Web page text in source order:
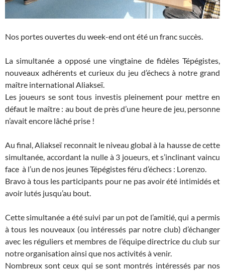
Nos portes ouvertes du week-end ont été un franc succès.
La simultanée a opposé une vingtaine de fidèles Tépégistes,
nouveaux adhérents et curieux du jeu d’échecs à notre grand
maître international Aliakseï.
Les joueurs se sont tous investis pleinement pour mettre en
défaut le maître : au bout de près d’une heure de jeu, personne
n’avait encore lâché prise !
Au final, Aliakseï reconnait le niveau global à la hausse de cette
simultanée, accordant la nulle à 3 joueurs, et s’inclinant vaincu
face à l’un de nos jeunes Tépégistes féru d’échecs : Lorenzo.
Bravo à tous les participants pour ne pas avoir été intimidés et
avoir lutés jusqu’au bout.
Cette simultanée a été suivi par un pot de l’amitié, qui a permis
à tous les nouveaux (ou intéressés par notre club) d’échanger
avec les réguliers et membres de l’équipe directrice du club sur
notre organisation ainsi que nos activités à venir.
Nombreux sont ceux qui se sont montrés intéressés par nos